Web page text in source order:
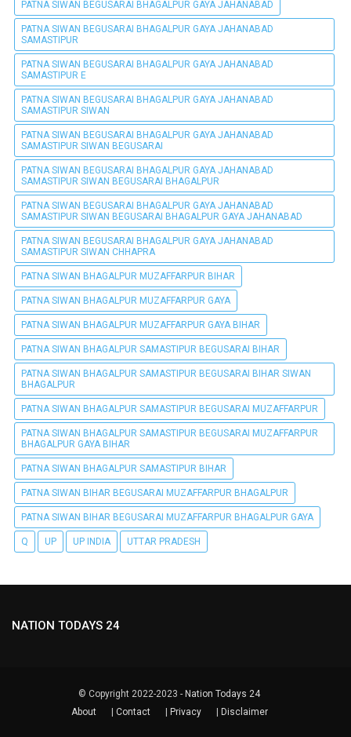
PATNA SIWAN BEGUSARAI BHAGALPUR GAYA JAHANABAD
PATNA SIWAN BEGUSARAI BHAGALPUR GAYA JAHANABAD
SAMASTIPUR
PATNA SIWAN BEGUSARAI BHAGALPUR GAYA JAHANABAD
SAMASTIPUR E
PATNA SIWAN BEGUSARAI BHAGALPUR GAYA JAHANABAD
SAMASTIPUR SIWAN
PATNA SIWAN BEGUSARAI BHAGALPUR GAYA JAHANABAD
SAMASTIPUR SIWAN BEGUSARAI
PATNA SIWAN BEGUSARAI BHAGALPUR GAYA JAHANABAD
SAMASTIPUR SIWAN BEGUSARAI BHAGALPUR
PATNA SIWAN BEGUSARAI BHAGALPUR GAYA JAHANABAD
SAMASTIPUR SIWAN BEGUSARAI BHAGALPUR GAYA JAHANABAD
PATNA SIWAN BEGUSARAI BHAGALPUR GAYA JAHANABAD
SAMASTIPUR SIWAN CHHAPRA
PATNA SIWAN BHAGALPUR MUZAFFARPUR BIHAR
PATNA SIWAN BHAGALPUR MUZAFFARPUR GAYA
PATNA SIWAN BHAGALPUR MUZAFFARPUR GAYA BIHAR
PATNA SIWAN BHAGALPUR SAMASTIPUR BEGUSARAI BIHAR
PATNA SIWAN BHAGALPUR SAMASTIPUR BEGUSARAI BIHAR SIWAN
BHAGALPUR
PATNA SIWAN BHAGALPUR SAMASTIPUR BEGUSARAI MUZAFFARPUR
PATNA SIWAN BHAGALPUR SAMASTIPUR BEGUSARAI MUZAFFARPUR
BHAGALPUR GAYA BIHAR
PATNA SIWAN BHAGALPUR SAMASTIPUR BIHAR
PATNA SIWAN BIHAR BEGUSARAI MUZAFFARPUR BHAGALPUR
PATNA SIWAN BIHAR BEGUSARAI MUZAFFARPUR BHAGALPUR GAYA
Q UP UP INDIA UTTAR PRADESH
NATION TODAYS 24
© Copyright 2022-2023 - Nation Todays 24
About
Contact Privacy Disclaimer